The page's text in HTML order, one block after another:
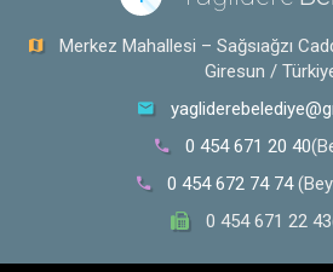
Merkez Mahallesi – Sağsıağzı
Giresun /
0 454 671 20 40
0 454 672 74 74
0 454 671 22